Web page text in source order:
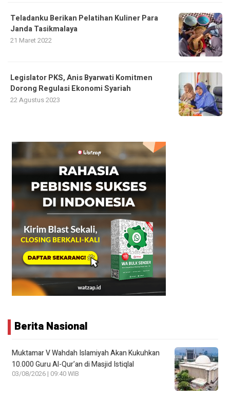
Teladanku Berikan Pelatihan Kuliner Para
Janda Tasikmalaya
21 Maret 2022
Legislator PKS, Anis Byarwati Komitmen
Dorong Regulasi Ekonomi Syariah
22 Agustus 2023
Berita Nasional
Muktamar V Wahdah Islamiyah Akan Kukuhkan
10.000 Guru Al-Qur’an di Masjid Istiqlal
03/08/2026 | 09:40 WIB